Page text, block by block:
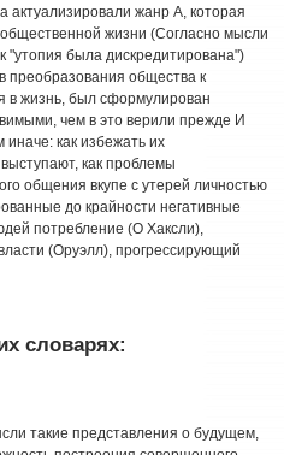
жанр А, которая
жизни (Согласно мысли
"утопия была дискредитирована")
преобразования общества к
в жизнь, был сформулирован
чем в это верили прежде И
как избежать их
как проблемы
общения вкупе с утерей личностью
до крайности негативные
потребление (О Хаксли),
(Оруэлл), прогрессирующий
словарях:
такие представления о будущем,